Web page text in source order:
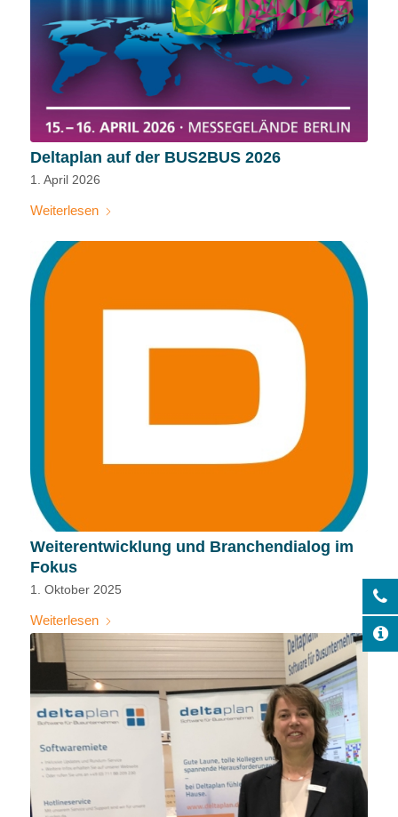
Deltaplan auf der BUS2BUS 2026
1. April 2026
Weiterlesen
Weiterentwicklung und Branchendialog im
Fokus
1. Oktober 2025
Weiterlesen